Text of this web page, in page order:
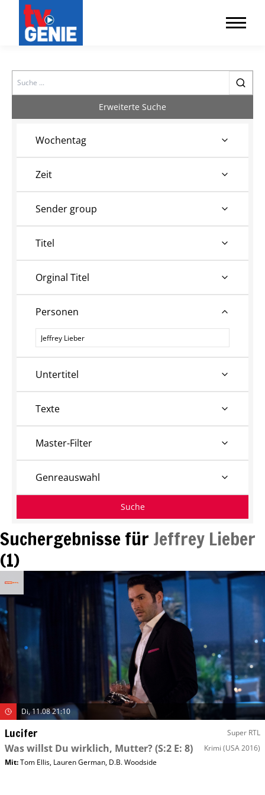
Search
Suchergebnisse für Jeffrey Lieber
(1)
Di, 11.08 21:10
Lucifer Super RTL
Was willst Du wirklich, Mutter?(S:2 E: 8) Krimi (USA 2016)
Mit:Tom Ellis, Lauren German, D.B. Woodside
Erweiterte Suche
Wochentag
Zeit
Sender group
Titel
Orginal Titel
Personen
Personen
Untertitel
Texte
Master-Filter
Genreauswahl
Suche